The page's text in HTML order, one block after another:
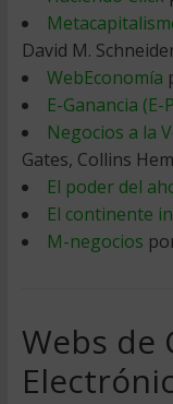
David M.
WebEconomía
E-Ganancia
Negocios a la
Gates, Collins
El poder del
El continente
M-negocios
Webs de